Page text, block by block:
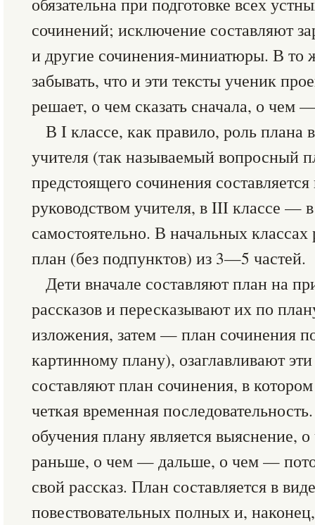
сочинений; исключение составляют
и другие сочинения-миниатюры. В то
забывать, что и эти тексты ученик
решает, о чем сказать сначала, о чем
В I классе, как правило, роль
учителя (так называемый вопросный
предстоящего сочинения
руководством учителя, в III классе —
самостоятельно. В начальных
план (без подпунктов) из 3—5 частей.
Дети вначале составляют план на
рассказов и пересказывают их по
изложения, затем — план сочинения
картинному плану), озаглавливают
составляют план сочинения, в
четкая временная
обучения плану является выяснение,
раньше, о чем — дальше, о чем —
свой рассказ. План составляется в
повествовательных полных и,